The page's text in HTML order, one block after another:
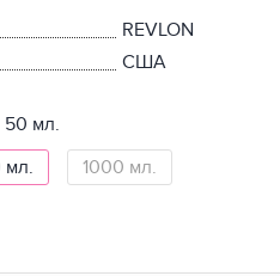
REVLON
США
50 мл.
мл. 1000 мл.